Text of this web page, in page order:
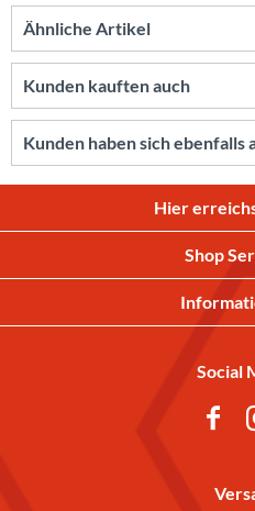
Ähnliche Artikel
Kunden kauften auch
Kunden haben sich ebenfalls
Hier
Shop
Social